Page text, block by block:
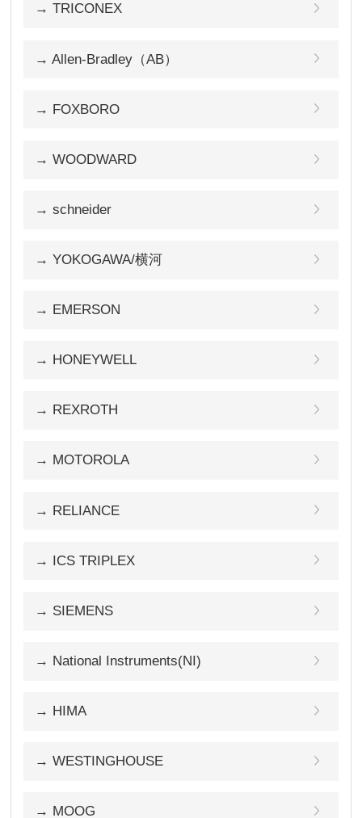
→ TRICONEX
→ Allen-Bradley（AB）
→ FOXBORO
→ WOODWARD
→ schneider
→ YOKOGAWA/横河
→ EMERSON
→ HONEYWELL
→ REXROTH
→ MOTOROLA
→ RELIANCE
→ ICS TRIPLEX
→ SIEMENS
→ National Instruments(NI)
→ HIMA
→ WESTINGHOUSE
→ MOOG